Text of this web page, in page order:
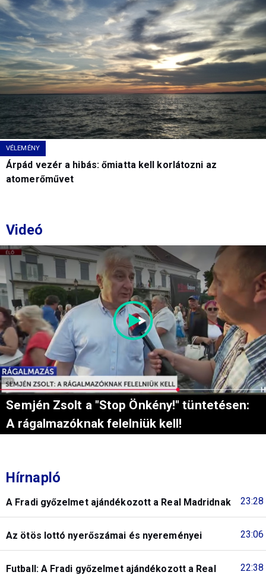
VÉLEMÉNY
Árpád vezér a hibás: őmiatta kell korlátozni az
atomerőművet
Videó
Semjén Zsolt a "Stop Önkény!" tüntetésen:
A rágalmazóknak felelniük kell!
Hírnapló
23:28
A Fradi győzelmet ajándékozott a Real Madridnak
23:06
Az ötös lottó nyerőszámai és nyereményei
22:38
Futball: A Fradi győzelmet ajándékozott a Real